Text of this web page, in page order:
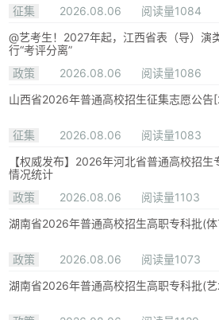
征集 2026.08.06
阅读量1084
@艺考生！2027年起，江西省表（导）演
行“考评分离”
政策
2026.08.06
阅读量1086
山西省2026年普通高校招生征集志愿公
征集 2026.08.06
阅读量1083
【权威发布】2026年河北省普通高校招
情况统计
政策
2026.08.06
阅读量1103
湖南省2026年普通高校招生高职专科批(
政策 2026.08.06
阅读量1073
湖南省2026年普通高校招生高职专科批(